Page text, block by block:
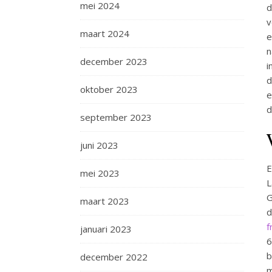
mei 2024
maart 2024
december 2023
oktober 2023
september 2023
juni 2023
mei 2023
maart 2023
januari 2023
december 2022